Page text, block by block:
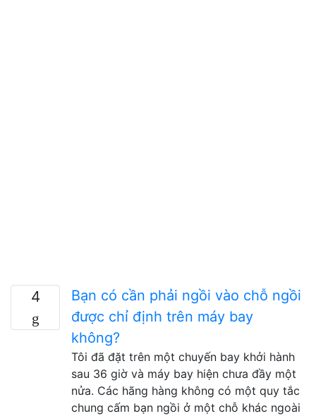
4
Bạn có cần phải ngồi vào chỗ ngồi
được chỉ định trên máy bay
không?
Tôi đã đặt trên một chuyến bay khởi hành
sau 36 giờ và máy bay hiện chưa đầy một
nửa. Các hãng hàng không có một quy tắc
chung cấm bạn ngồi ở một chỗ khác ngoài